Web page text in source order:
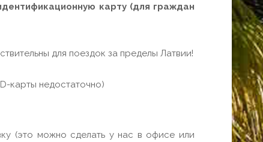
карту (для граждан
для поездок за пределы Латвии!
карты недостаточно)
(это можно сделать у нас в офисе или